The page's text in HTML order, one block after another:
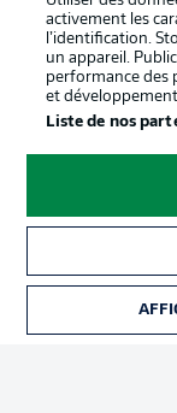
Mentions
activement les
l’identification.
un appareil.
performance des
et
Liste de nos